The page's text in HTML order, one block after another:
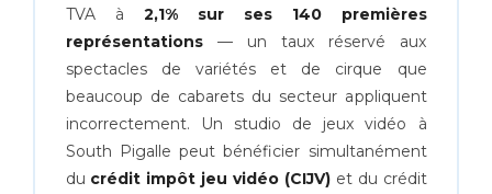
TVA à 2,1% sur ses 140 premières
représentations— un taux réservé aux
spectacles de variétés et de cirque que
beaucoup de cabarets du secteur appliquent
incorrectement. Un studio de jeux vidéo à
South Pigalle peut bénéficier simultanément
du crédit impôt jeu vidéo (CIJV)et du crédit